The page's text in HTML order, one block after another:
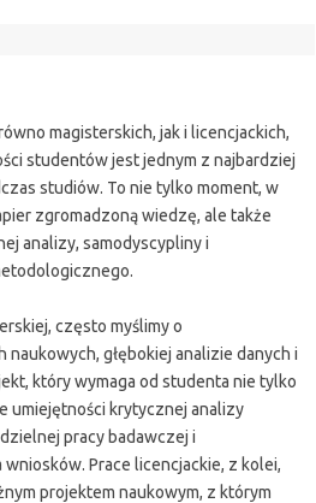
magisterskich, jak i licencjackich,
studentów jest jednym z najbardziej
studiów. To nie tylko moment, w
zgromadzoną wiedzę, ale także
analizy, samodyscypliny i
często myślimy o
naukowych, głębokiej analizie danych i
który wymaga od studenta nie tylko
umiejętności krytycznej analizy
pracy badawczej i
Prace licencjackie, z kolei,
projektem naukowym, z którym